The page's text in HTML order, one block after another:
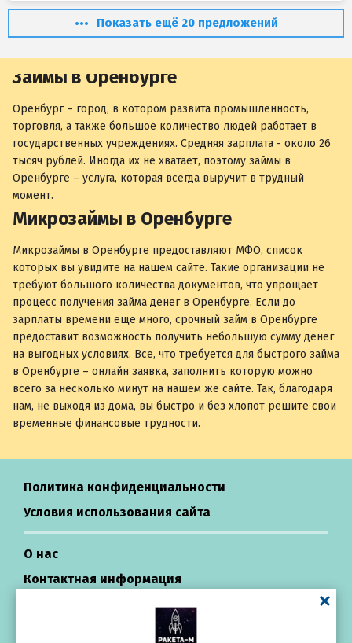
Показать ещё 20 предложений
Займы в Оренбурге
Оренбург – город, в котором развита промышленность,
торговля, а также большое количество людей работает в
государственных учреждениях. Средняя зарплата - около 26
тысяч рублей. Иногда их не хватает, поэтому займы в
Оренбурге – услуга, которая всегда выручит в трудный
момент.
Микрозаймы в Оренбурге
Микрозаймы в Оренбурге предоставляют МФО, список
которых вы увидите на нашем сайте. Такие организации не
требуют большого количества документов, что упрощает
процесс получения займа денег в Оренбурге. Если до
зарплаты времени еще много, срочный займ в Оренбурге
предоставит возможность получить небольшую сумму денег
на выгодных условиях. Все, что требуется для быстрого займа
в Оренбурге – онлайн заявка, заполнить которую можно
всего за несколько минут на нашем же сайте. Так, благодаря
нам, не выходя из дома, вы быстро и без хлопот решите свои
временные финансовые трудности.
Политика конфиденциальности
Условия использования сайта
О нас
Контактная информация